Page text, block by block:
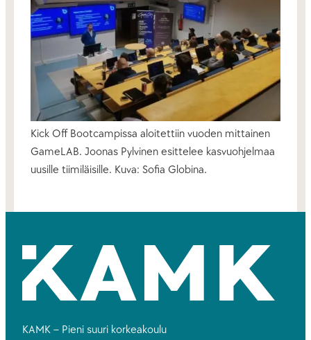
Kick Off Bootcampissa aloitettiin vuoden mittainen
GameLAB. Joonas Pylvinen esittelee kasvuohjelmaa
uusille tiimiläisille. Kuva: Sofia Globina.
KAMK – Pieni suuri korkeakoulu